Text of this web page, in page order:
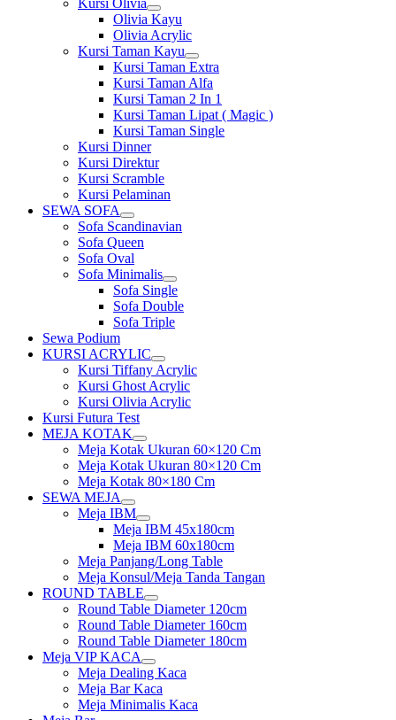
Kursi Olivia
Show
sub
menu
Olivia Kayu
Olivia Acrylic
Kursi Taman Kayu
Show
sub
menu
Kursi Taman Extra
Kursi Taman Alfa
Kursi Taman 2 In 1
Kursi Taman Lipat ( Magic )
Kursi Taman Single
Kursi Dinner
Kursi Direktur
Kursi Scramble
Kursi Pelaminan
SEWA SOFA
Show
sub
menu
Sofa Scandinavian
Sofa Queen
Sofa Oval
Sofa Minimalis
Show
sub
menu
Sofa Single
Sofa Double
Sofa Triple
Sewa Podium
KURSI ACRYLIC
Show
sub
menu
Kursi Tiffany Acrylic
Kursi Ghost Acrylic
Kursi Olivia Acrylic
Kursi Futura Test
MEJA KOTAK
Show
sub
menu
Meja Kotak Ukuran 60×120 Cm
Meja Kotak Ukuran 80×120 Cm
Meja Kotak 80×180 Cm
SEWA MEJA
Show
sub
menu
Meja IBM
Show
sub
menu
Meja IBM 45x180cm
Meja IBM 60x180cm
Meja Panjang/Long Table
Meja Konsul/Meja Tanda Tangan
ROUND TABLE
Show
sub
menu
Round Table Diameter 120cm
Round Table Diameter 160cm
Round Table Diameter 180cm
Meja VIP KACA
Show
sub
menu
Meja Dealing Kaca
Meja Bar Kaca
Meja Minimalis Kaca